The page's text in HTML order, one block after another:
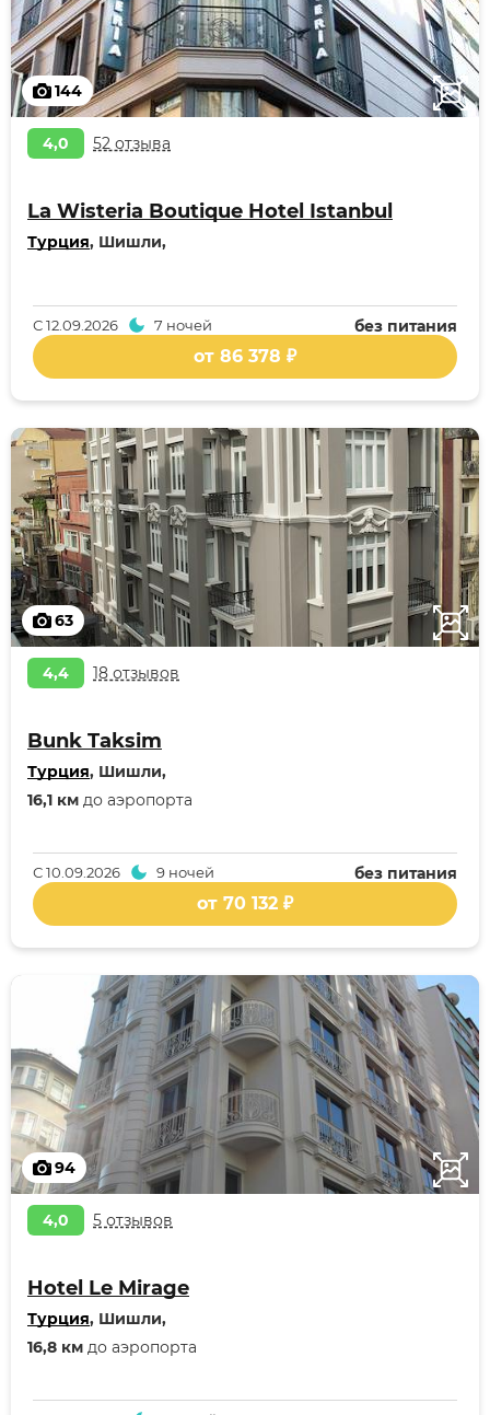
144
4,0 52 отзыва
La Wisteria Boutique Hotel Istanbul
Турция, Шишли,
без питания
С12.09.2026 7 ночей
от 86 378 ₽
63
4,4 18 отзывов
Bunk Taksim
Турция, Шишли,
16,1 км до аэропорта
без питания
С10.09.2026 9 ночей
от 70 132 ₽
94
4,0 5 отзывов
Hotel Le Mirage
Турция, Шишли,
16,8 км до аэропорта